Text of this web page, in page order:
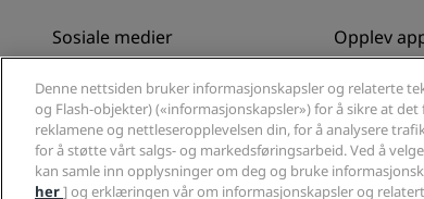
Sosiale medier Opplev
Denne nettsiden bruker informasjonskapsler og relaterte
og Flash-objekter) («informasjonskapsler») for å sikre at
reklamene og nettleseropplevelsen din, for å analysere
for å støtte vårt salgs- og markedsføringsarbeid. Ved å
kan samle inn opplysninger om deg og bruke
her] og erklæringen vår om informasjonskapsler og